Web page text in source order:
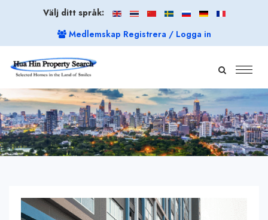
Välj ditt språk:
Medlemskap Registrera / Logga in